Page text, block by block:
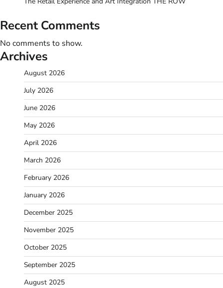
Recent Comments
No comments to show.
Archives
August 2026
July 2026
June 2026
May 2026
April 2026
March 2026
February 2026
January 2026
December 2025
November 2025
October 2025
September 2025
August 2025